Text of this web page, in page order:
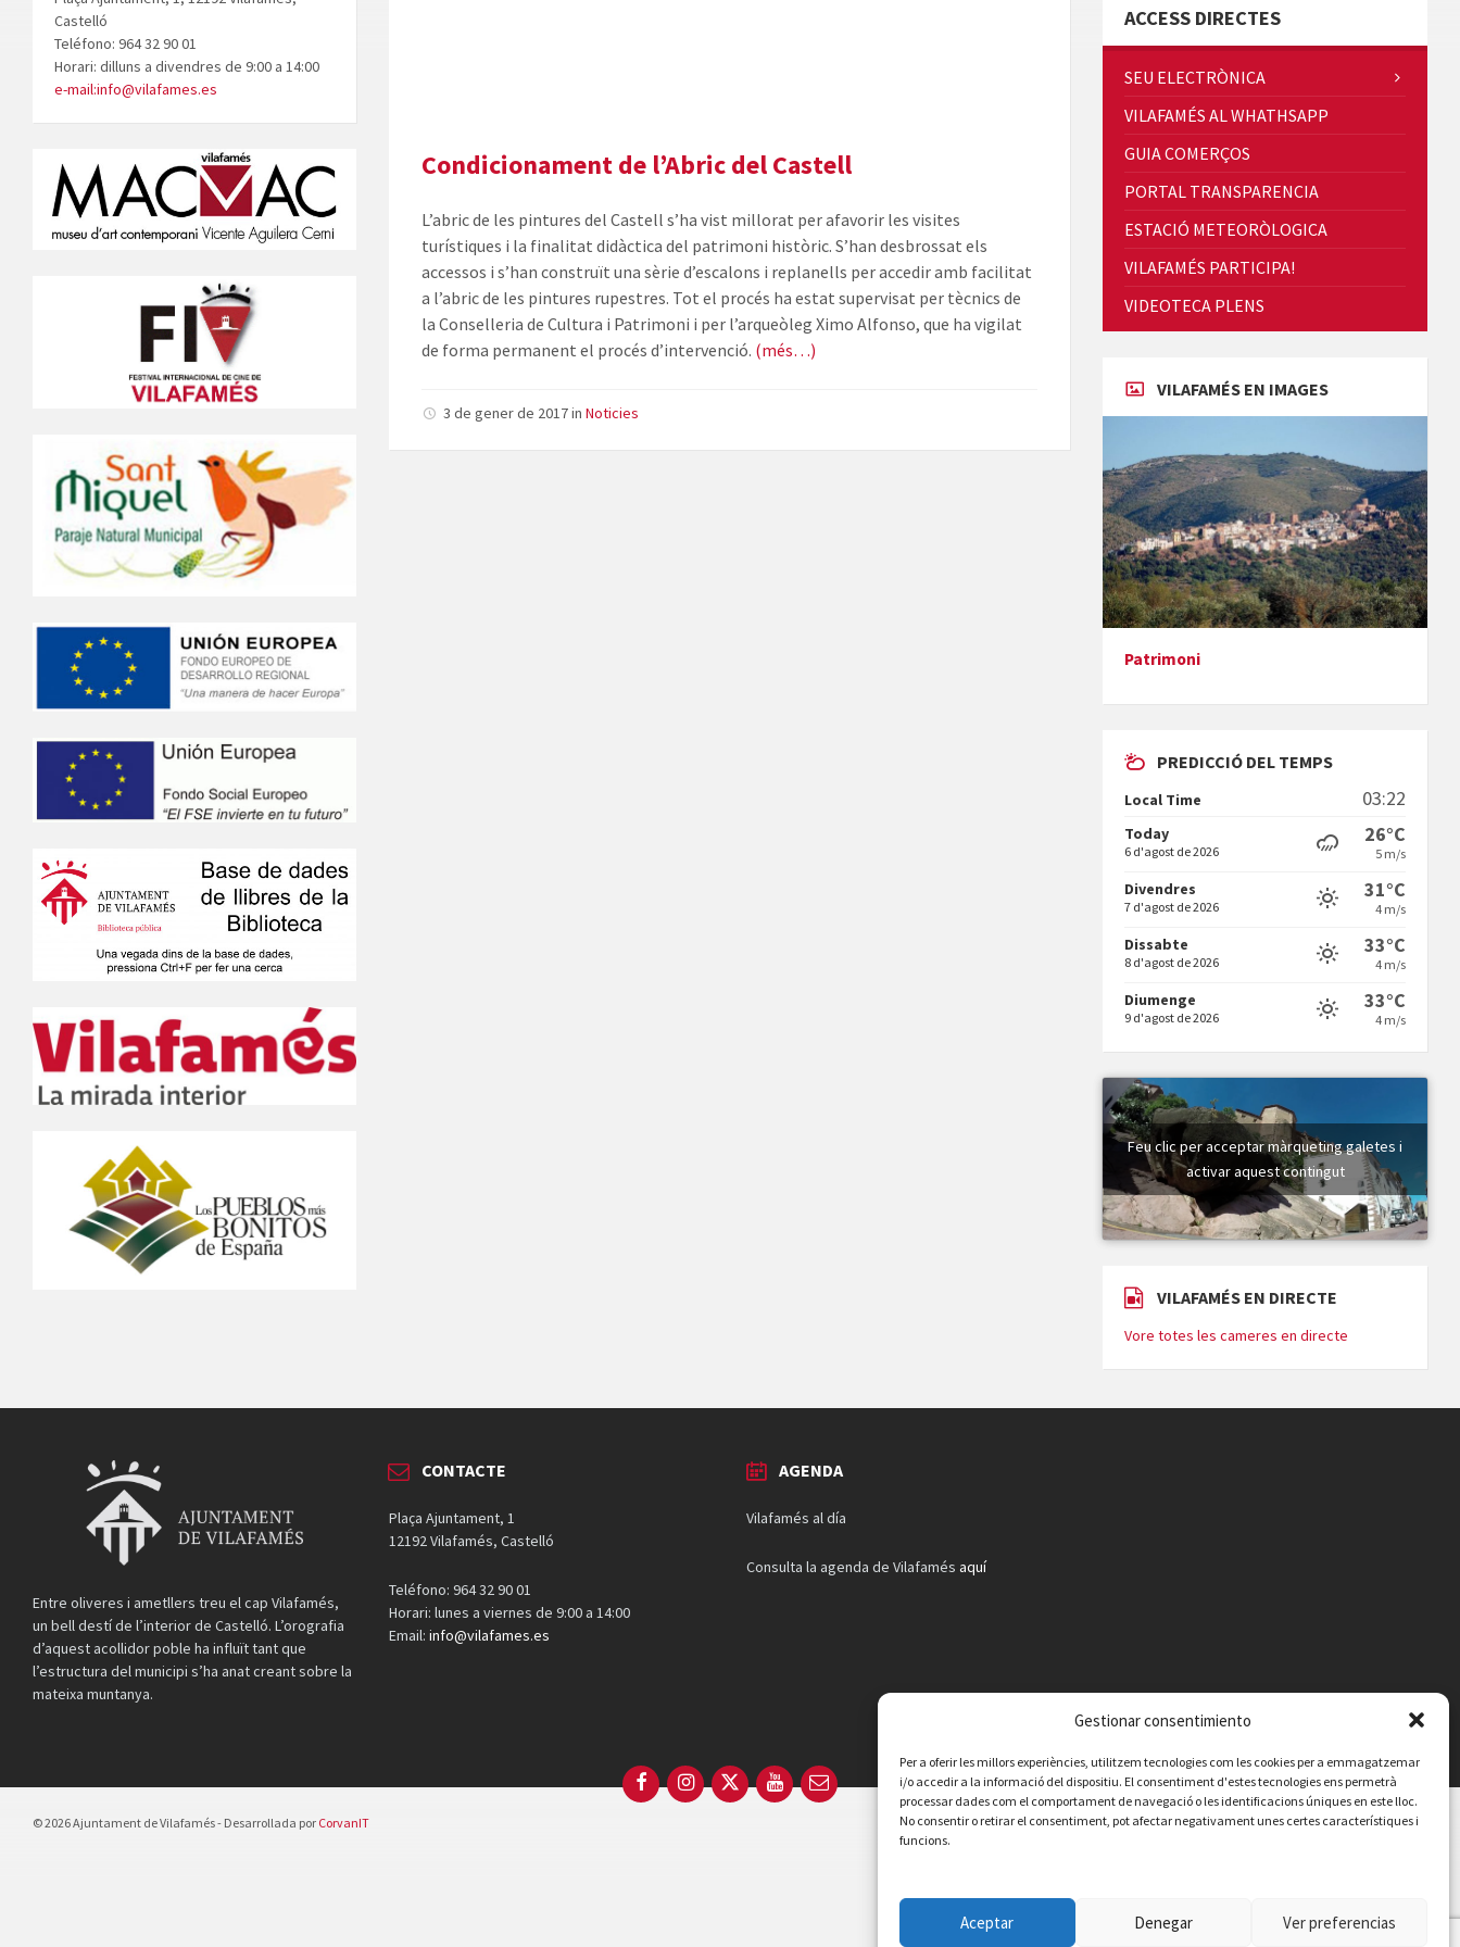
Gestionar consentimiento
Per a oferir les millors experiències, utilitzem tecnologies com les cookies per a emmagatzemar
i/o accedir a la informació del dispositiu. El consentiment d'estes tecnologies ens permetrà
processar dades com el comportament de navegació o les identificacions úniques en este lloc.
No consentir o retirar el consentiment, pot afectar negativament unes certes característiques i
funcions.
Aceptar Denegar Ver preferencias
Condicionament de l’Abric del Castell
L’abric de les pintures del Castell s’ha vist millorat per afavorir les visites
turístiques i la finalitat didàctica del patrimoni històric. S’han desbrossat els
accessos i s’han construït una sèrie d’escalons i replanells per accedir amb facilitat
a l’abric de les pintures rupestres. Tot el procés ha estat supervisat per tècnics de
la Conselleria de Cultura i Patrimoni i per l’arqueòleg Ximo Alfonso, que ha vigilat
de forma permanent el procés d’intervenció. (més…)
3 de gener de 2017inNoticies
Castelló
Teléfono: 964 32 90 01
Horari: dilluns a divendres de 9:00 a 14:00
e-mail:info@vilafames.es
Concerts al Museu
Presentació del llibre &quot;La
mare&quot;, d'Emma Zafon
En Bum
Paella monumental i TARDEO. Amics de
Diumenge de ressurecció
Vigília pasqual
Minicims
ACCESS DIRECTES
SEU ELECTRÒNICA
VILAFAMÉS AL WHATHSAPP
GUIA COMERÇOS
PORTAL TRANSPARENCIA
ESTACIÓ METEORÒLOGICA
VILAFAMÉS PARTICIPA!
VIDEOTECA PLENS
VILAFAMÉS EN IMAGES
Patrimoni
PREDICCIÓ DEL TEMPS
Local Time 03:22
Today
6 d'agost de 2026
26°C
5 m/s
Divendres
7 d'agost de 2026
31°C
4 m/s
Dissabte
8 d'agost de 2026
33°C
4 m/s
Diumenge
9 d'agost de 2026
33°C
4 m/s
Feu clic per acceptar màrqueting galetes i
activar aquest contingut
VILAFAMÉS EN DIRECTE
Vore totes les cameres en directe
Entre oliveres i ametllers treu el cap Vilafamés,
un bell destí de l’interior de Castelló. L’orografia
d’aquest acollidor poble ha influït tant que
l’estructura del municipi s’ha anat creant sobre la
mateixa muntanya.
CONTACTE
Plaça Ajuntament, 1
12192 Vilafamés, Castelló
Teléfono: 964 32 90 01
Horari: lunes a viernes de 9:00 a 14:00
Email:info@vilafames.es
AGENDA
Vilafamés al día
Consulta la agenda de Vilafamés aquí
FacebookInstagram
X YouTubeEmail
Contacte Avís legal Política de privacitat Política de cookies
© 2026 Ajuntament de Vilafamés - Desarrollada por CorvanIT